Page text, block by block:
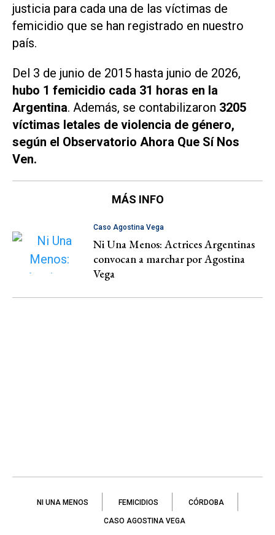
justicia para cada una de las víctimas de
femicidio que se han registrado en nuestro
país.
Del 3 de junio de 2015 hasta junio de 2026,
hubo 1 femicidio cada 31 horas en la
Argentina. Además, se contabilizaron 3205
víctimas letales de violencia de género,
según el Observatorio Ahora Que Sí Nos
Ven.
MÁS INFO
Caso Agostina Vega
Ni Una Menos: Actrices Argentinas
convocan a marchar por Agostina
Vega
NI UNA MENOS FEMICIDIOS CÓRDOBA
CASO AGOSTINA VEGA